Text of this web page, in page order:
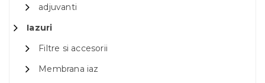
adjuvanti
Iazuri
Filtre si accesorii
Membrana iaz